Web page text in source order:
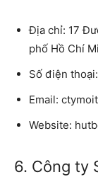
Địa chỉ: 17
phố Hồ Chí
Số điện thoại:
Email:
Website:
6. Công ty